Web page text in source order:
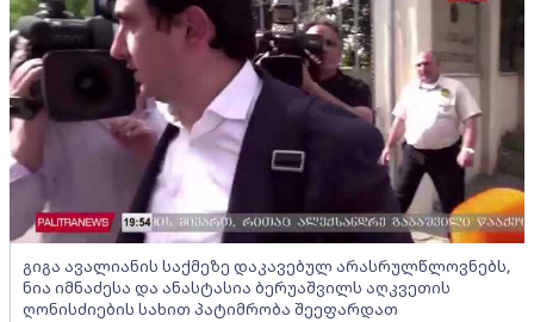
გიგა ავალიანის საქმეზე დაკავებულ არასრულწლოვნებს,
ნია იმნაძესა და ანასტასია ბერუაშვილს აღკვეთის
ღონისძიების სახით პატიმრობა შეეფარდათ